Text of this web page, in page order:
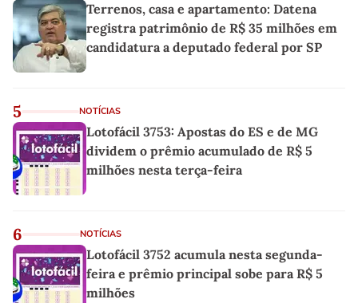
Terrenos, casa e apartamento: Datena
registra patrimônio de R$ 35 milhões em
candidatura a deputado federal por SP
5 NOTÍCIAS
Lotofácil 3753: Apostas do ES e de MG
dividem o prêmio acumulado de R$ 5
milhões nesta terça-feira
6 NOTÍCIAS
Lotofácil 3752 acumula nesta segunda-
feira e prêmio principal sobe para R$ 5
milhões